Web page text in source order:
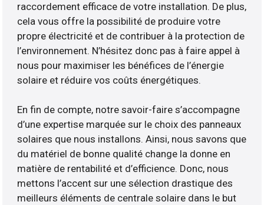
raccordement efficace de votre installation. De plus,
cela vous offre la possibilité de produire votre
propre électricité et de contribuer à la protection de
l’environnement. N’hésitez donc pas à faire appel à
nous pour maximiser les bénéfices de l’énergie
solaire et réduire vos coûts énergétiques.
En fin de compte, notre savoir-faire s’accompagne
d’une expertise marquée sur le choix des panneaux
solaires que nous installons. Ainsi, nous savons que
du matériel de bonne qualité change la donne en
matière de rentabilité et d’efficience. Donc, nous
mettons l’accent sur une sélection drastique des
meilleurs éléments de centrale solaire dans le but